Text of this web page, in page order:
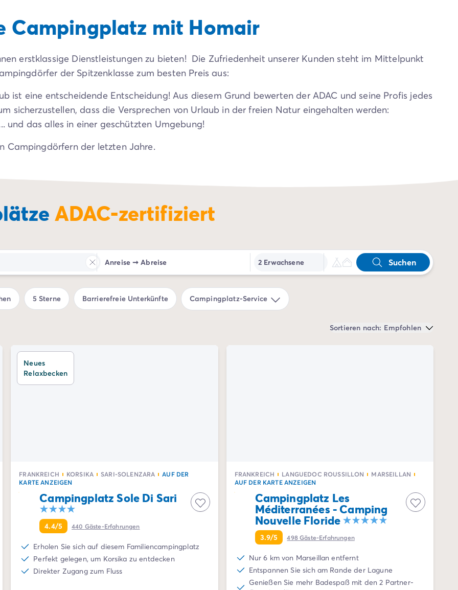
Campingplatz mit Homair
erstklassige Dienstleistungen zu bieten! Die Zufriedenheit unserer Kunden steht im Mittelpunkt
der Spitzenklasse zum besten Preis aus:
ist eine entscheidende Entscheidung! Aus diesem Grund bewerten der ADAC und seine Profis jedes
sicherzustellen, dass die Versprechen von Urlaub in der freien Natur eingehalten werden:
und das alles in einer geschützten Umgebung!
Campingdörfern der letzten Jahre.
ADAC-zertifiziert
Anreise ➞ Abreise 2 Erwachsene Suchen
5 Sterne Barrierefreie Unterkünfte Campingplatz-Service
Sortieren nach: Empfohlen
Neues
Relaxbecken
FRANKREICH KORSIKA SARI-SOLENZARA
AUF DER
KARTE ANZEIGEN
Campingplatz Sole Di Sari
4.4/5 440 Gäste-Erfahrungen
Erholen Sie sich auf diesem Familiencampingplatz
Perfekt gelegen, um Korsika zu entdecken
Direkter Zugang zum Fluss
FRANKREICH LANGUEDOC ROUSSILLON
MARSEILLAN
AUF DER KARTE ANZEIGEN
Campingplatz Les
Méditerranées - Camping
Nouvelle Floride
3.9/5 498Gäste-Erfahrungen
Nur 6 km von Marseillan entfernt
Entspannen Sie sich am Rande der Lagune
Genießen Sie mehr Badespaß mit den 2 Partner-